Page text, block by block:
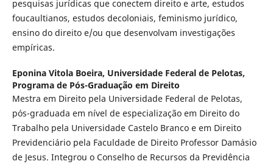
pesquisas jurídicas que conectem direito e arte, estudos
foucaultianos, estudos decoloniais, feminismo jurídico,
ensino do direito e/ou que desenvolvam investigações
empíricas.
Eponina Vitola Boeira, Universidade Federal de Pelotas,
Programa de Pós-Graduação em Direito
Mestra em Direito pela Universidade Federal de Pelotas,
pós-graduada em nível de especialização em Direito do
Trabalho pela Universidade Castelo Branco e em Direito
Previdenciário pela Faculdade de Direito Professor Damásio
de Jesus. Integrou o Conselho de Recursos da Previdência